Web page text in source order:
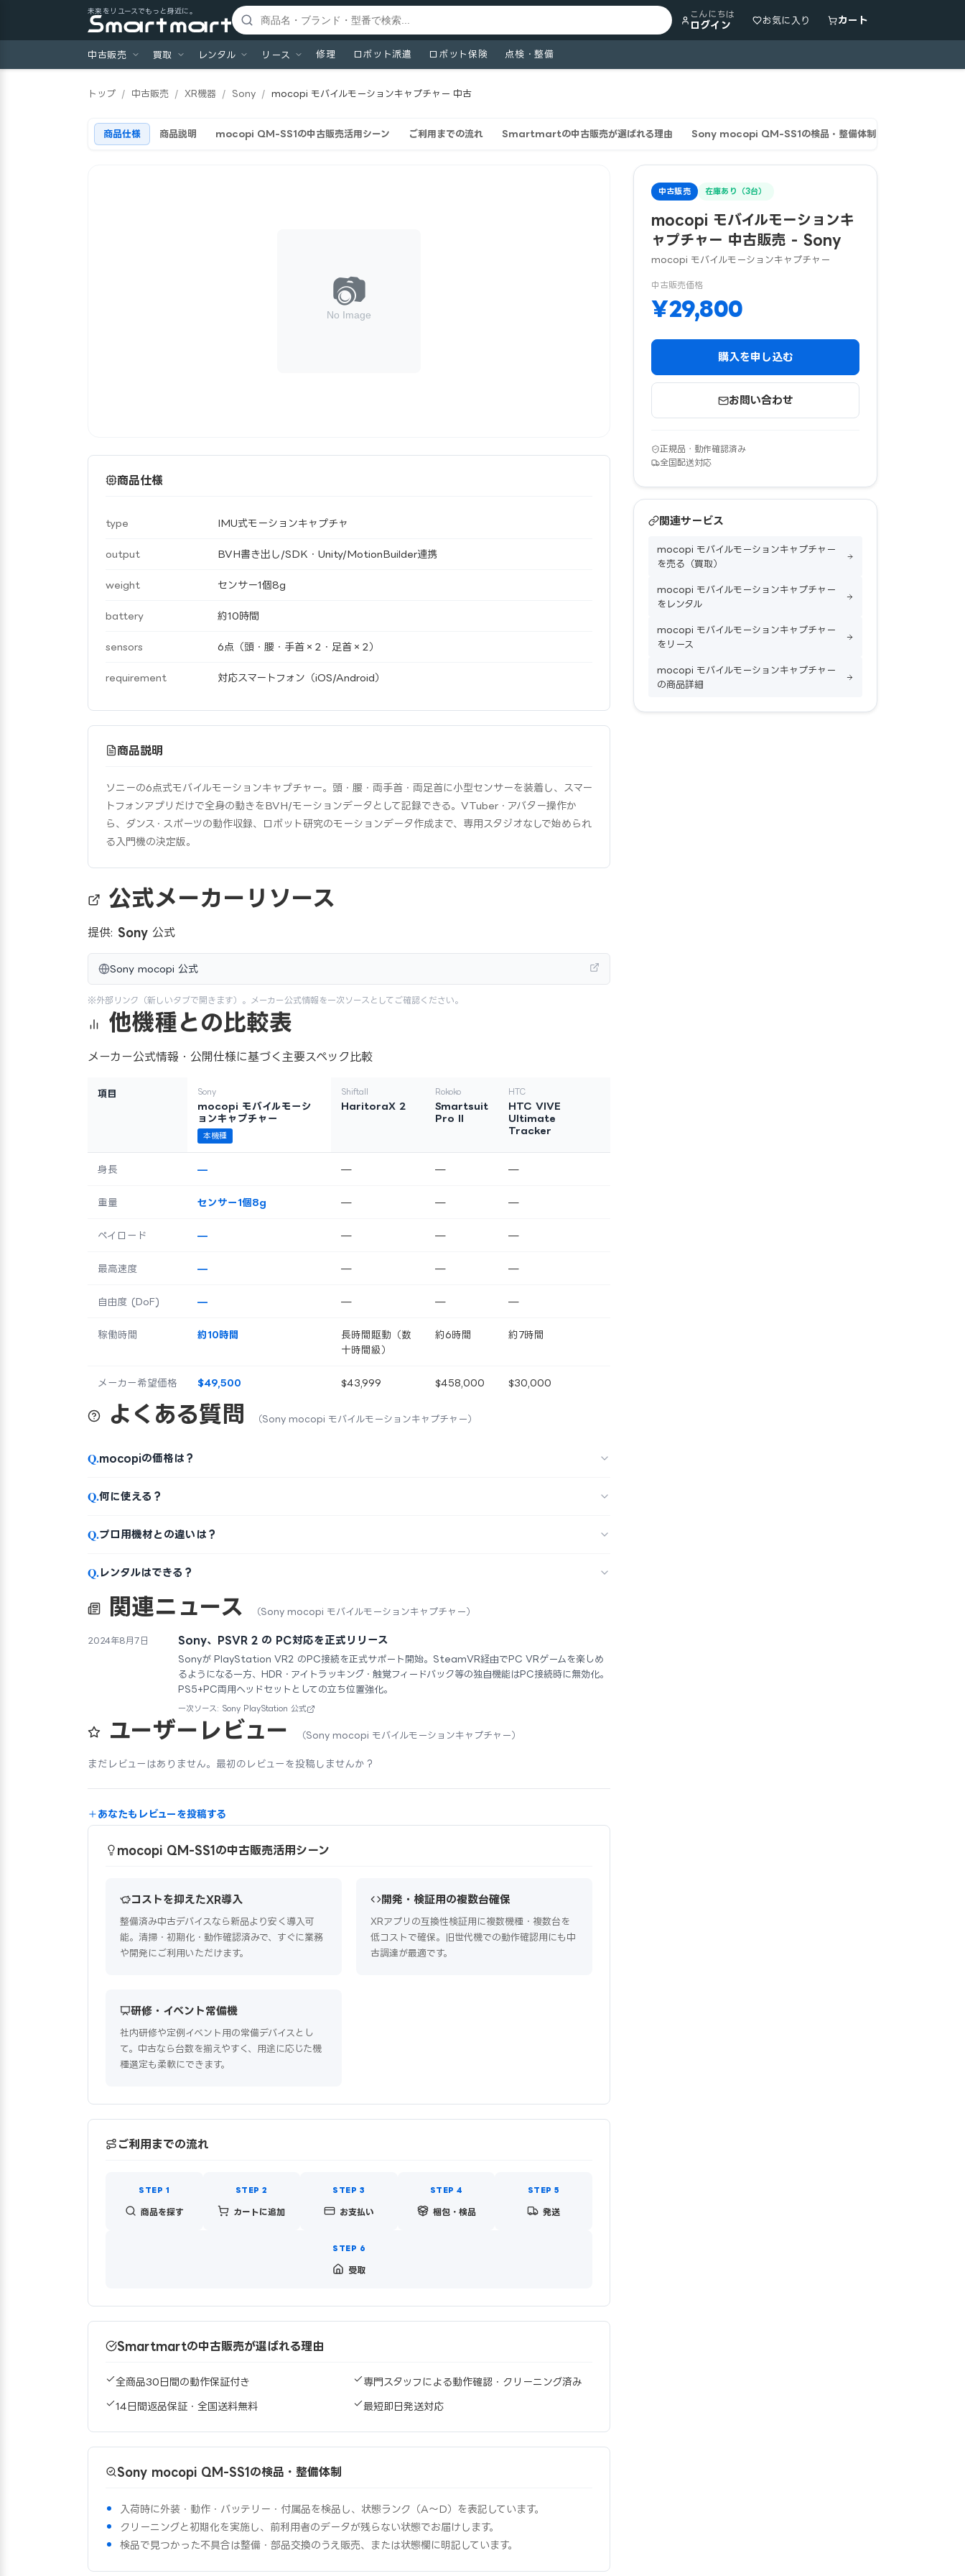
未来をリユースでもっと身近に。 こんにちは
ログイン お気に入り カート
中古販売 買取 レンタル リース 修理 ロボット派遣 ロボット保険 点検・整備
トップ / 中古販売 / XR機器 / Sony / mocopi モバイルモーションキャプチャー 中古
商品仕様 商品説明 mocopi QM-SS1の中古販売活用シーン ご利用までの流れ Smartmartの中古販売が選ばれる理由 Sony mocopi QM-SS1の検品・整備体制
商品仕様
type IMU式モーションキャプチャ
output BVH書き出し/SDK・Unity/MotionBuilder連携
weight センサー1個8g
battery 約10時間
sensors 6点（頭・腰・手首×2・足首×2）
requirement 対応スマートフォン（iOS/Android）
商品説明
ソニーの6点式モバイルモーションキャプチャー。頭・腰・両手首・両足首に小型センサーを装着し、スマー
トフォンアプリだけで全身の動きをBVH/モーションデータとして記録できる。VTuber・アバター操作か
ら、ダンス・スポーツの動作収録、ロボット研究のモーションデータ作成まで、専用スタジオなしで始められ
る入門機の決定版。
公式メーカーリソース
提供: Sony 公式
Sony mocopi 公式
※外部リンク（新しいタブで開きます）。メーカー公式情報を一次ソースとしてご確認ください。
他機種との比較表
メーカー公式情報・公開仕様に基づく主要スペック比較
項目 Sony
mocopi モバイルモーシ
ョンキャプチャー
本機種
Shiftall
HaritoraX 2
Rokoko
Smartsuit
Pro II
HTC
HTC VIVE
Ultimate
Tracker
身長 — — — —
重量 センサー1個8g — — —
ペイロード — — — —
最高速度 — — — —
自由度 (DoF) — — — —
稼働時間 約10時間
長時間駆動（数
十時間級）
約6時間 約7時間
メーカー希望価格 $49,500 $43,999 $458,000 $30,000
よくある質問 （Sony mocopi モバイルモーションキャプチャー）
Q.mocopiの価格は？
Q.何に使える？
Q.プロ用機材との違いは？
Q.レンタルはできる？
関連ニュース （Sony mocopi モバイルモーションキャプチャー）
2024年8月7日 Sony、PSVR 2 の PC対応を正式リリース
Sonyが PlayStation VR2 のPC接続を正式サポート開始。SteamVR経由でPC VRゲームを楽しめ
るようになる一方、HDR・アイトラッキング・触覚フィードバック等の独自機能はPC接続時に無効化。
PS5+PC両用ヘッドセットとしての立ち位置強化。
一次ソース: Sony PlayStation 公式
ユーザーレビュー （Sony mocopi モバイルモーションキャプチャー）
まだレビューはありません。最初のレビューを投稿しませんか？
あなたもレビューを投稿する
mocopi QM-SS1の中古販売活用シーン
コストを抑えたXR導入
整備済み中古デバイスなら新品より安く導入可
能。清掃・初期化・動作確認済みで、すぐに業務
や開発にご利用いただけます。
開発・検証用の複数台確保
XRアプリの互換性検証用に複数機種・複数台を
低コストで確保。旧世代機での動作確認用にも中
古調達が最適です。
研修・イベント常備機
社内研修や定例イベント用の常備デバイスとし
て。中古なら台数を揃えやすく、用途に応じた機
種選定も柔軟にできます。
ご利用までの流れ
商品を探す カートに追加 お支払い 梱包・検品 発送
受取
Smartmartの中古販売が選ばれる理由
全商品30日間の動作保証付き 専門スタッフによる動作確認・クリーニング済み
14日間返品保証・全国送料無料 最短即日発送対応
Sony mocopi QM-SS1の検品・整備体制
入荷時に外装・動作・バッテリー・付属品を検品し、状態ランク（A〜D）を表記しています。
クリーニングと初期化を実施し、前利用者のデータが残らない状態でお届けします。
検品で見つかった不具合は整備・部品交換のうえ販売、または状態欄に明記しています。
中古販売 在庫あり（3台）
mocopi モバイルモーションキ
ャプチャー 中古販売 - Sony
mocopi モバイルモーションキャプチャー
中古販売価格
¥29,800
購入を申し込む
お問い合わせ
正規品・動作確認済み
全国配送対応
関連サービス
mocopi モバイルモーションキャプチャー
を売る（買取）
mocopi モバイルモーションキャプチャー
をレンタル
mocopi モバイルモーションキャプチャー
をリース
mocopi モバイルモーションキャプチャー
の商品詳細